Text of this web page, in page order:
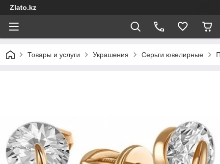
Zlato.kz
Товары и услуги Украшения Серьги ювелирные